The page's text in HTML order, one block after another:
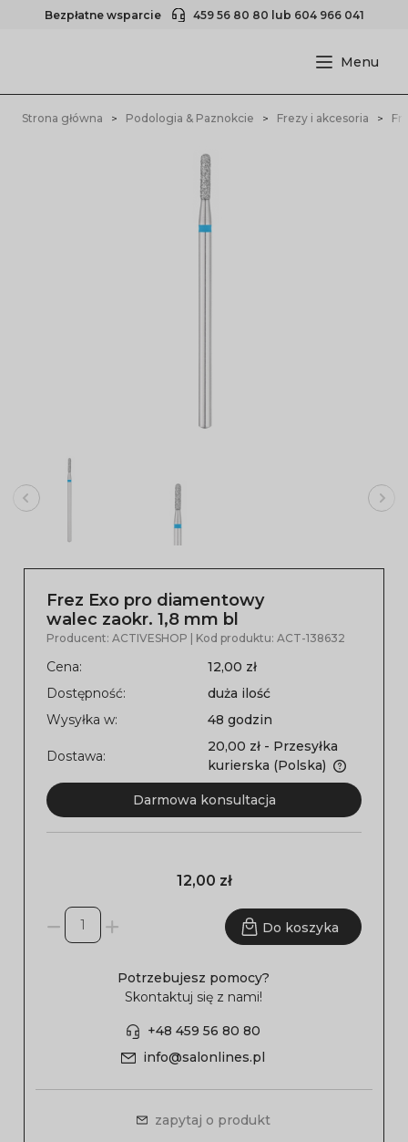
Bezpłatne wsparcie 459 56 80 80 lub 604 966 041
Strona główna Podologia & Paznokcie Frezy i akcesoria
Frez Exo pro diamentowy
walec zaokr. 1,8 mm bl
Producent: ACTIVESHOP | Kod produktu: ACT-138632
Cena:
12,00 zł
Dostępność:
duża ilość
Wysyłka w:
48 godzin
Dostawa:
20,00 zł - Przesyłka
kurierska (Polska)
Darmowa konsultacja
12,00 zł
Do koszyka
Potrzebujesz pomocy?
Skontaktuj się z nami!
+48 459 56 80 80
info@salonlines.pl
zapytaj o produkt